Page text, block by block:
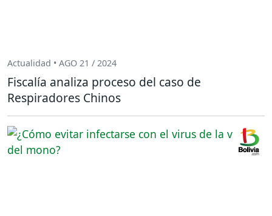
Actualidad • AGO 21 / 2024
Fiscalía analiza proceso del caso de
Respiradores Chinos